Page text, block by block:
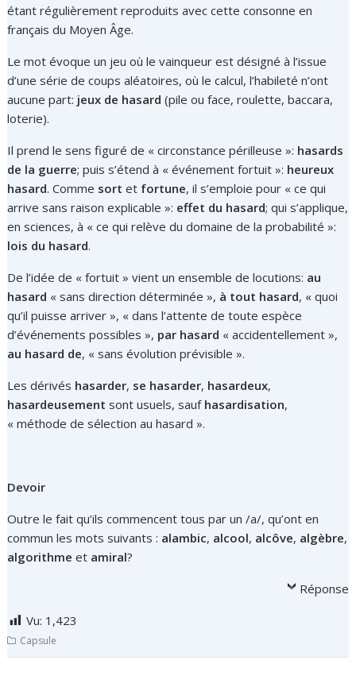
étant régulièrement reproduits avec cette consonne en
français du Moyen Âge.
Le mot évoque un jeu où le vainqueur est désigné à l’issue
d’une série de coups aléatoires, où le calcul, l’habileté n’ont
aucune part: jeux de hasard (pile ou face, roulette, baccara,
loterie).
Il prend le sens figuré de « circonstance périlleuse »: hasards
de la guerre; puis s’étend à « événement fortuit »: heureux
hasard. Comme sort et fortune, il s’emploie pour « ce qui
arrive sans raison explicable »: effet du hasard; qui s’applique,
en sciences, à « ce qui relève du domaine de la probabilité »:
lois du hasard.
De l’idée de « fortuit » vient un ensemble de locutions: au
hasard « sans direction déterminée », à tout hasard, « quoi
qu’il puisse arriver », « dans l’attente de toute espèce
d’événements possibles », par hasard « accidentellement »,
au hasard de, « sans évolution prévisible ».
Les dérivés hasarder, se hasarder, hasardeux,
hasardeusement sont usuels, sauf hasardisation,
« méthode de sélection au hasard ».
Devoir
Outre le fait qu’ils commencent tous par un /a/, qu’ont en
commun les mots suivants : alambic, alcool, alcôve, algèbre,
algorithme et amiral?
Réponse
Vu: 1,423
Capsule